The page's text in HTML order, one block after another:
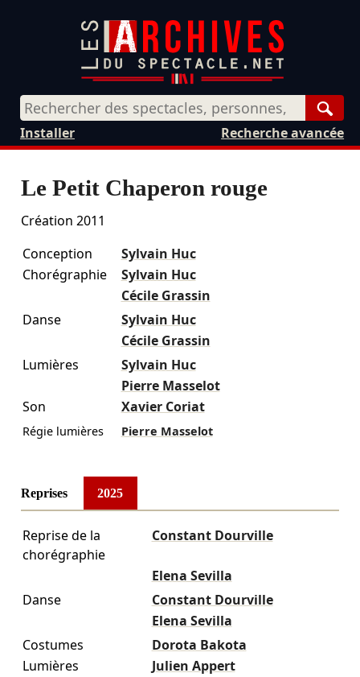
Recherche avancée
Installer
Le Petit Chaperon rouge
Création 2011
Conception
Sylvain Huc
Chorégraphie
Sylvain Huc
Cécile Grassin
Danse
Sylvain Huc
Cécile Grassin
Lumières
Sylvain Huc
Pierre Masselot
Son
Xavier Coriat
Régie lumières Pierre Masselot
Reprises 2025
Reprise de la
chorégraphie
Constant Dourville
Elena Sevilla
Danse
Constant Dourville
Elena Sevilla
Costumes
Dorota Bakota
Lumières
Julien Appert